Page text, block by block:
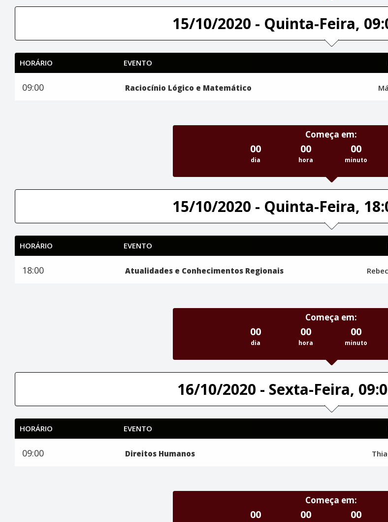
15/10/2020 - Quinta-Feira,
HORÁRIO EVENTO
09:00 Raciocínio Lógico e Matemático
Começa em:
00
dia
00
hora
00
minuto
15/10/2020 - Quinta-Feira,
HORÁRIO EVENTO
18:00 Atualidades e Conhecimentos Regionais
Começa em:
00
dia
00
hora
00
minuto
16/10/2020 - Sexta-Feira,
HORÁRIO EVENTO
09:00 Direitos Humanos
Começa em:
00 00 00